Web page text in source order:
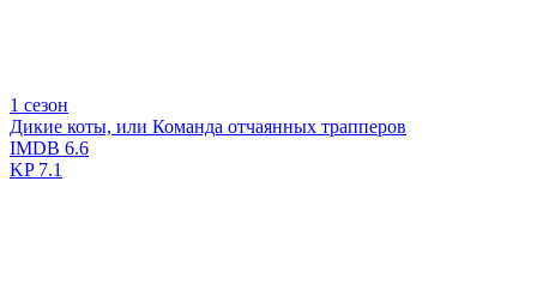
1 сезон
Дикие коты, или Команда отчаянных трапперов
IMDB 6.6
KP7.1